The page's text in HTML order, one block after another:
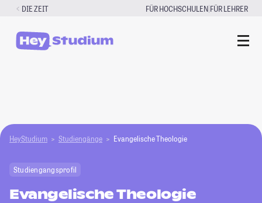
Zum
springen
DIE ZEIT FÜR HOCHSCHULEN|FÜR LEHRER
HeyStudium Studiengänge Evangelische Theologie
Studiengangsprofil
Evangelische Theologie